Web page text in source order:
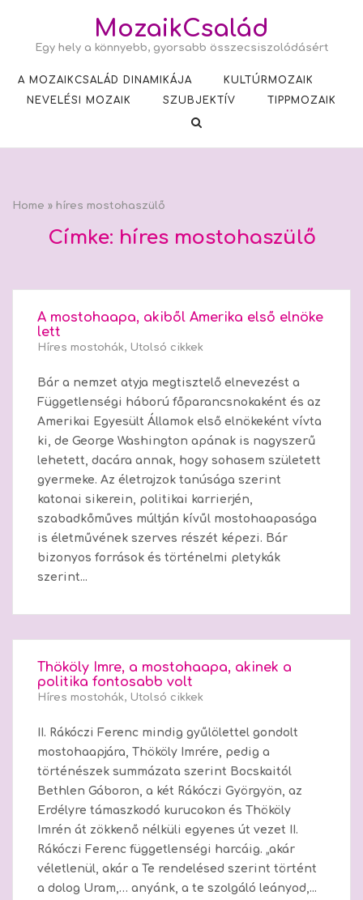
content
MozaikCsalád
Egy hely a könnyebb, gyorsabb összecsiszolódásért
A MOZAIKCSALÁD DINAMIKÁJA
KULTÚRMOZAIK
NEVELÉSI MOZAIK
SZUBJEKTÍV TIPPMOZAIK
Home » híres mostohaszülő
Címke: híres mostohaszülő
A mostohaapa, akiből Amerika első elnöke
lett
Híres mostohák, Utolsó cikkek
Bár a nemzet atyja megtisztelő elnevezést a
Függetlenségi háború főparancsnokaként és az
Amerikai Egyesült Államok első elnökeként vívta
ki, de George Washington apának is nagyszerű
lehetett, dacára annak, hogy sohasem született
gyermeke. Az életrajzok tanúsága szerint
katonai sikerein, politikai karrierjén,
szabadkőműves múltján kívűl mostohaapasága
is életművének szerves részét képezi. Bár
bizonyos források és történelmi pletykák
szerint...
Thököly Imre, a mostohaapa, akinek a
politika fontosabb volt
Híres mostohák, Utolsó cikkek
II. Rákóczi Ferenc mindig gyűlölettel gondolt
mostohaapjára, Thököly Imrére, pedig a
történészek summázata szerint Bocskaitól
Bethlen Gáboron, a két Rákóczi Györgyön, az
Erdélyre támaszkodó kurucokon és Thököly
Imrén át zökkenő nélküli egyenes út vezet II.
Rákóczi Ferenc függetlenségi harcáig. „akár
véletlenül, akár a Te rendelésed szerint történt
a dolog Uram,… anyánk, a te szolgáló leányod,...